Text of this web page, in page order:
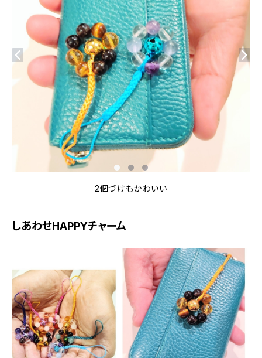
2個づけもかわいい
しあわせHAPPYチャーム